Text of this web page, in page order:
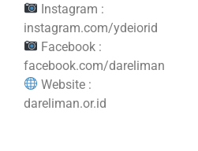
Instagram :
instagram.com/ydeiorid
Facebook :
facebook.com/dareliman
Website :
dareliman.or.id